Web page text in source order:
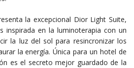
la excepcional Dior Light Suite,
inspirada en la luminoterapia con un
la luz del sol para resincronizar los
la energía. Única para un hotel de
es el secreto mejor guardado de la